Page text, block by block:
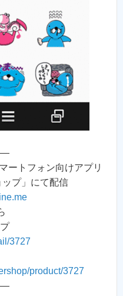
ートフォン向けアプリ
ップ」にて配信
3727
product/3727